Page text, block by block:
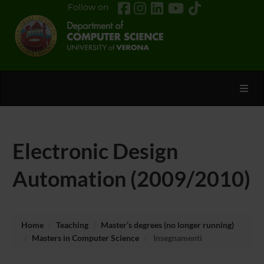
Follow on
Electronic Design
Automation (2009/2010)
Home Teaching
Master’s degrees (no longer running)
Masters in Computer Science
Insegnamenti